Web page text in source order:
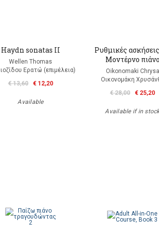
Haydn sonatas II
Wellen Thomas
Ερατώ (επιμέλεια)
€ 13,60
€ 12,20
Available
Ρυθμικές
Mοντέρνο πιάνο
Oikonomaki Chrysa
Οικονομάκη
€ 28,00
€ 25,20
Available if in